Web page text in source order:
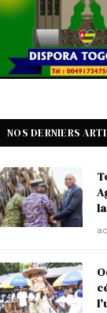
NOS DERNIERS